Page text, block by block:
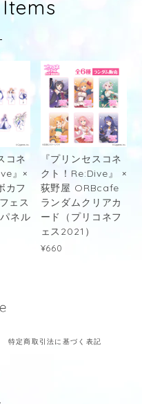
コネ
』×
カフ
ェス
ネル
『プリンセスコネ
クト！Re:Dive』 ×
荻野屋 ORBcafe
ランダムクリアカ
ード（プリコネフ
ェス2021）
¥660
特定商取引法に基づく表記